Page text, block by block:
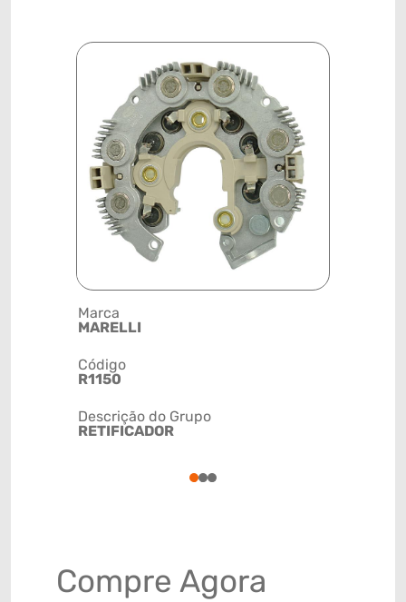
Marca
MARELLI
Código
R1150
Descrição do Grupo
RETIFICADOR
123
Compre Agora